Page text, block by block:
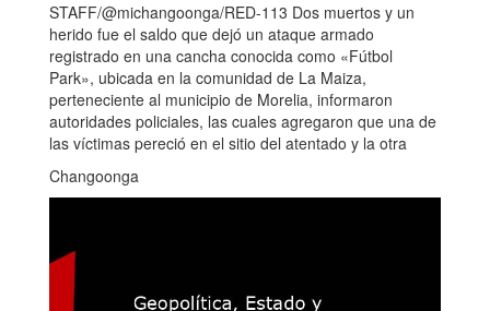
STAFF/@michangoonga/RED-113 Dos muertos y un
herido fue el saldo que dejó un ataque armado
registrado en una cancha conocida como «Fútbol
Park», ubicada en la comunidad de La Maiza,
perteneciente al municipio de Morelia, informaron
autoridades policiales, las cuales agregaron que una de
las víctimas pereció en el sitio del atentado y la otra
Changoonga